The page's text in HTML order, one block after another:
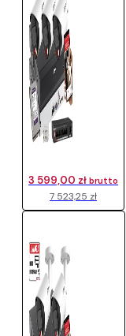
7 523,25 zł
3 599,00 zł brutto